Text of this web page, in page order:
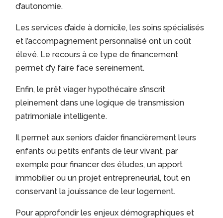
d’autonomie.
Les services d’aide à domicile, les soins spécialisés
et l’accompagnement personnalisé ont un coût
élevé. Le recours à ce type de financement
permet d’y faire face sereinement.
Enfin, le prêt viager hypothécaire s’inscrit
pleinement dans une logique de transmission
patrimoniale intelligente.
Il permet aux seniors d’aider financièrement leurs
enfants ou petits enfants de leur vivant, par
exemple pour financer des études, un apport
immobilier ou un projet entrepreneurial, tout en
conservant la jouissance de leur logement.
Pour approfondir les enjeux démographiques et